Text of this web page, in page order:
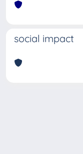
social impact